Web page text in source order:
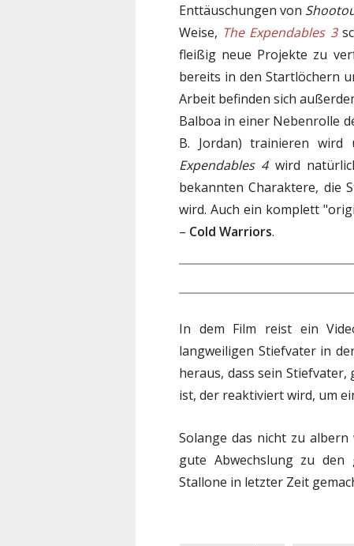
Enttäuschungen von
Weise, The Expendables 3
fleißig neue Projekte zu
bereits in den Startlöchern
Arbeit befinden sich
Balboa in einer Nebenrolle
B. Jordan) trainieren
Expendables 4wird
bekannten Charaktere, die
wird. Auch ein komplett
– Cold Warriors.
In dem Film reist ein
langweiligen Stiefvater in
heraus, dass sein
ist, der reaktiviert wird, um
Solange das nicht zu
gute Abwechslung zu den
Stallone in letzter Zeit